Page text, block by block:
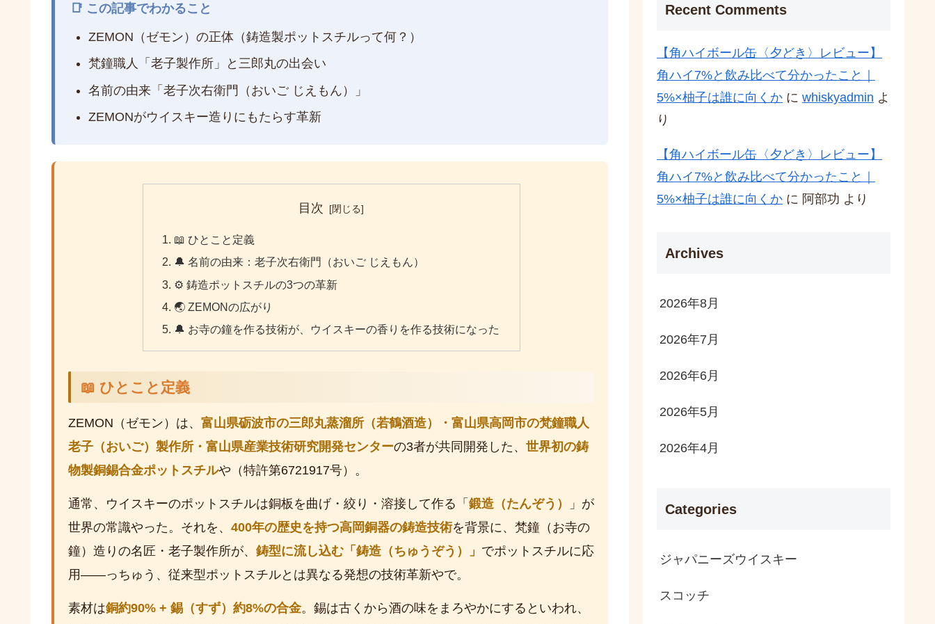
📑 この記事でわかること
ZEMON（ゼモン）の正体（鋳造製ポットスチルって何？）
梵鐘職人「老子製作所」と三郎丸の出会い
名前の由来「老子次右衛門（おいご じえもん）」
ZEMONがウイスキー造りにもたらす革新
目次
📖 ひとこと定義
🔔 名前の由来：老子次右衛門（おいご じえもん）
⚙️ 鋳造ポットスチルの3つの革新
🌏 ZEMONの広がり
🔔 お寺の鐘を作る技術が、ウイスキーの香りを作る技術になった
📖 ひとこと定義
ZEMON（ゼモン）は、 富山県砺波市の三郎丸蒸溜所（若鶴酒造）・富山県高岡市の梵鐘職人
老子（おいご）製作所・富山県産業技術研究開発センターの3者が共同開発した、 世界初の鋳
物製銅錫合金ポットスチルや（特許第6721917号）。
通常、ウイスキーのポットスチルは銅板を曲げ・絞り・溶接して作る「 鍛造（たんぞう）
」が
世界の常識やった。それを、 400年の歴史を持つ高岡銅器の鋳造技術を背景に、梵鐘（お寺の
鐘）造りの名匠・老子製作所が、 鋳型に流し込む「鋳造（ちゅうぞう）」 でポットスチルに応
用——っちゅう、従来型ポットスチルとは異なる発想の技術革新やで。
素材は銅約90% + 錫（すず）約8%の合金。錫は古くから酒の味をまろやかにするといわれ、
Recent Comments
【角ハイボール缶〈夕どき〉レビュー】
角ハイ7%と飲み比べて分かったこと｜
5%×柚子は誰に向くか に whiskyadmin よ
り
【角ハイボール缶〈夕どき〉レビュー】
角ハイ7%と飲み比べて分かったこと｜
5%×柚子は誰に向くか に 阿部功 より
Archives
2026年8月
2026年7月
2026年6月
2026年5月
2026年4月
Categories
ジャパニーズウイスキー
スコッチ